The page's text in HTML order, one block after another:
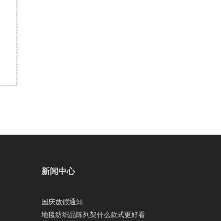
新闻中心
国庆放假通知
地毯纺织品陈列架什么款式更好看